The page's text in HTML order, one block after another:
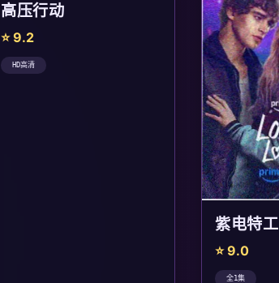
高压行动
⭐ 9.2
HD高清
紫电特工
⭐ 9.0
全1集